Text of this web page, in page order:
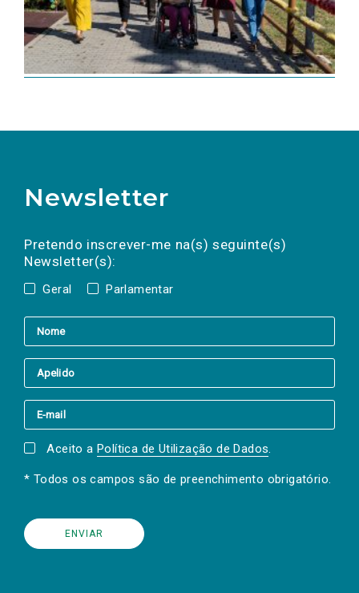
Newsletter
Pretendo inscrever-me na(s) seguinte(s)
Newsletter(s):
Geral Parlamentar
a(s) newsletter(s).
mail
Aceito a Política de Utilização de Dados.
* Todos os campos são de preenchimento obrigatório.